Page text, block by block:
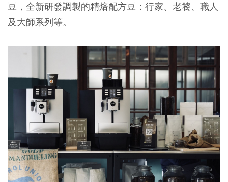
豆，全新研發調製的精焙配方豆：行家、老饕、職人
及大師系列等。